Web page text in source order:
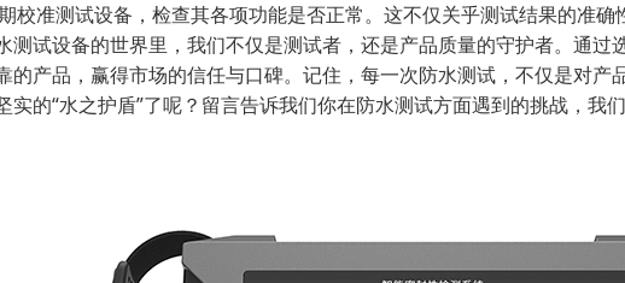
准测试设备，检查其各项功能是否正常。这不仅关乎测试结果的准确
测试设备的世界里，我们不仅是测试者，还是产品质量的守护者。通
的产品，赢得市场的信任与口碑。记住，每一次防水测试，不仅是对
的“水之护盾”了呢？留言告诉我们你在防水测试方面遇到的挑战，我